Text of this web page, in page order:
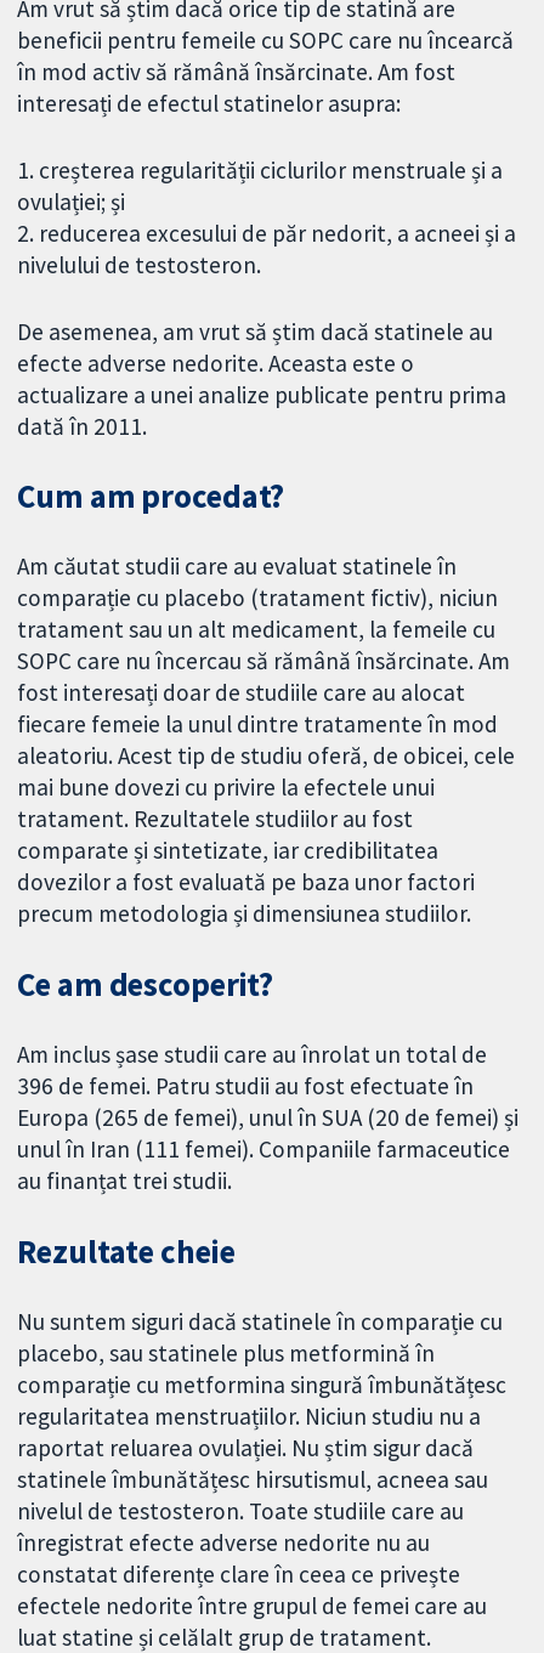
Am vrut să știm dacă orice tip de statină are
beneficii pentru femeile cu SOPC care nu încearcă
în mod activ să rămână însărcinate. Am fost
interesați de efectul statinelor asupra:
1. creșterea regularității ciclurilor menstruale și a
ovulației; și
2. reducerea excesului de păr nedorit, a acneei și a
nivelului de testosteron.
De asemenea, am vrut să știm dacă statinele au
efecte adverse nedorite. Aceasta este o
actualizare a unei analize publicate pentru prima
dată în 2011.
Cum am procedat?
Am căutat studii care au evaluat statinele în
comparație cu placebo (tratament fictiv), niciun
tratament sau un alt medicament, la femeile cu
SOPC care nu încercau să rămână însărcinate. Am
fost interesați doar de studiile care au alocat
fiecare femeie la unul dintre tratamente în mod
aleatoriu. Acest tip de studiu oferă, de obicei, cele
mai bune dovezi cu privire la efectele unui
tratament. Rezultatele studiilor au fost
comparate și sintetizate, iar credibilitatea
dovezilor a fost evaluată pe baza unor factori
precum metodologia și dimensiunea studiilor.
Ce am descoperit?
Am inclus șase studii care au înrolat un total de
396 de femei. Patru studii au fost efectuate în
Europa (265 de femei), unul în SUA (20 de femei) și
unul în Iran (111 femei). Companiile farmaceutice
au finanțat trei studii.
Rezultate cheie
Nu suntem siguri dacă statinele în comparație cu
placebo, sau statinele plus metformină în
comparație cu metformina singură îmbunătățesc
regularitatea menstruațiilor. Niciun studiu nu a
raportat reluarea ovulației. Nu știm sigur dacă
statinele îmbunătățesc hirsutismul, acneea sau
nivelul de testosteron. Toate studiile care au
înregistrat efecte adverse nedorite nu au
constatat diferențe clare în ceea ce privește
efectele nedorite între grupul de femei care au
luat statine și celălalt grup de tratament.